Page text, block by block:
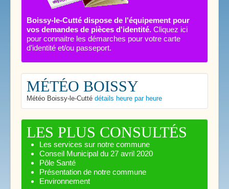
Boissy-le-Cutté dispose de l'équipement pour
vos demandes de pièces d'identité. Cliquez ici
pour connaitre les démarches pour votre carte
d’identité et/ou passeport.
MÉTÉO BOISSY
Météo Boissy-le-Cutté détails heure par heure
LES PLUS CONSULTÉS
Les services sur notre commune
Conseil Municipal du 27 avril 2020
Pôle Santé
Présentation de notre commune
Environnement